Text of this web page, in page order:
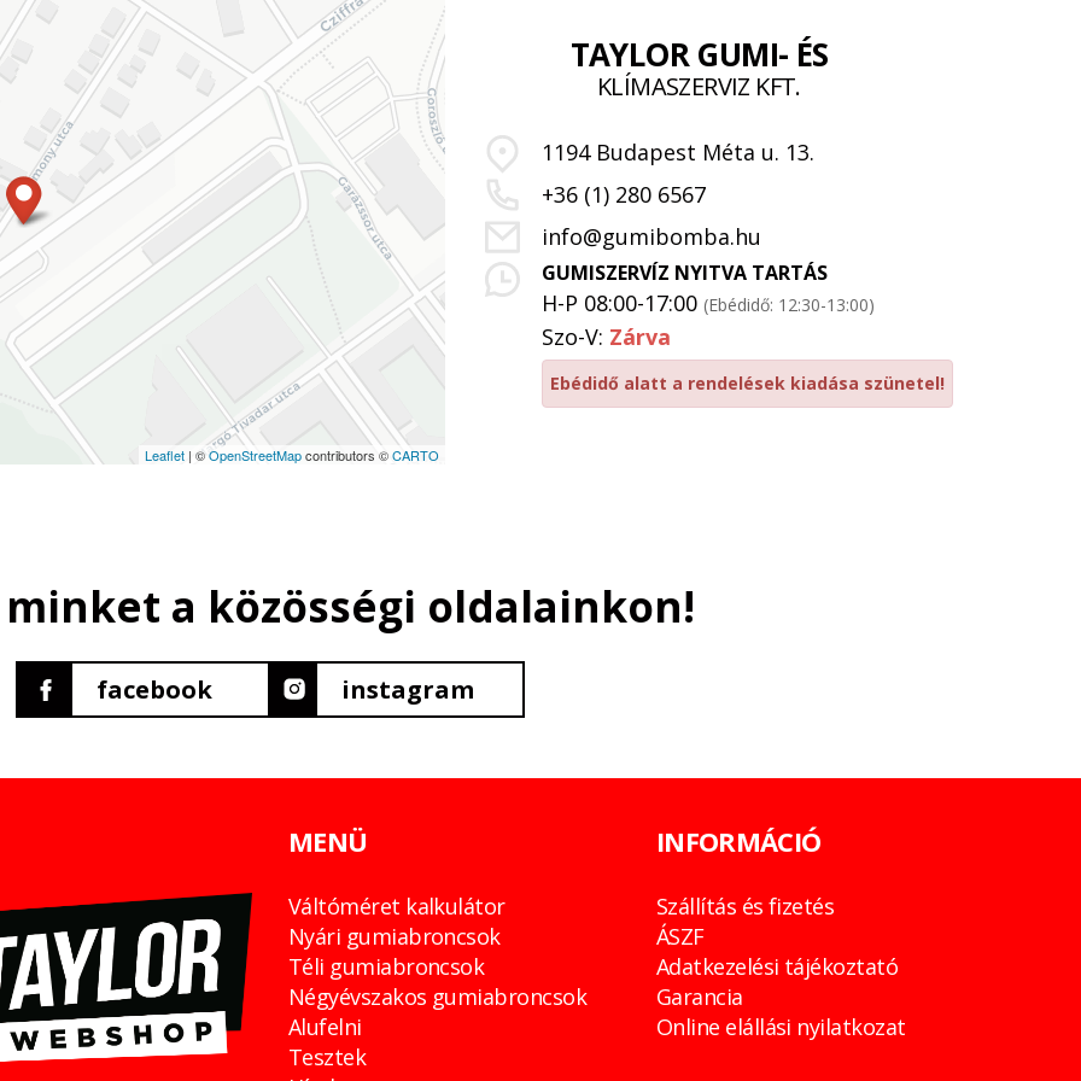
Leaflet | ©OpenStreetMapcontributors ©CARTO
TAYLOR GUMI- ÉS
KLÍMASZERVIZ KFT.
1194 Budapest Méta u. 13.
+36 (1) 280 6567
info@gumibomba.hu
GUMISZERVÍZ NYITVA TARTÁS
H-P 08:00-17:00 (Ebédidő: 12:30-13:00)
Szo-V: Zárva
Ebédidő alatt a rendelések kiadása szünetel!
minket a közösségi oldalainkon!
facebook instagram
MENÜ
Váltóméret kalkulátor
Nyári gumiabroncsok
Téli gumiabroncsok
Négyévszakos gumiabroncsok
Alufelni
Tesztek
INFORMÁCIÓ
Szállítás és fizetés
ÁSZF
Adatkezelési tájékoztató
Garancia
Online elállási nyilatkozat